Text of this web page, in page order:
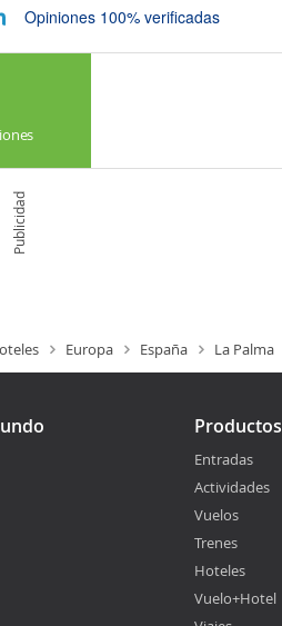
Opiniones 100% verificadas
Publicidad
Europa España La Palma
Productos
Entradas
Actividades
Vuelos
Trenes
Hoteles
Vuelo+Hotel